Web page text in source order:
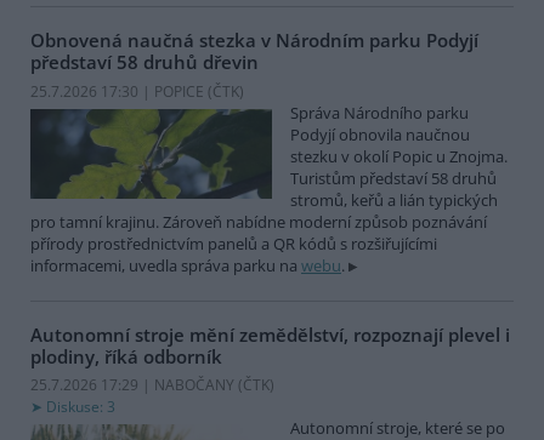
Obnovená naučná stezka v Národním parku Podyjí
představí 58 druhů dřevin
25.7.2026 17:30 | POPICE (ČTK)
Správa Národního parku
Podyjí obnovila naučnou
stezku v okolí Popic u Znojma.
Turistům představí 58 druhů
stromů, keřů a lián typických
pro tamní krajinu. Zároveň nabídne moderní způsob poznávání
přírody prostřednictvím panelů a QR kódů s rozšiřujícími
informacemi, uvedla správa parku na webu.
Autonomní stroje mění zemědělství, rozpoznají plevel i
plodiny, říká odborník
25.7.2026 17:29 | NABOČANY (ČTK)
Diskuse: 3
Autonomní stroje, které se po